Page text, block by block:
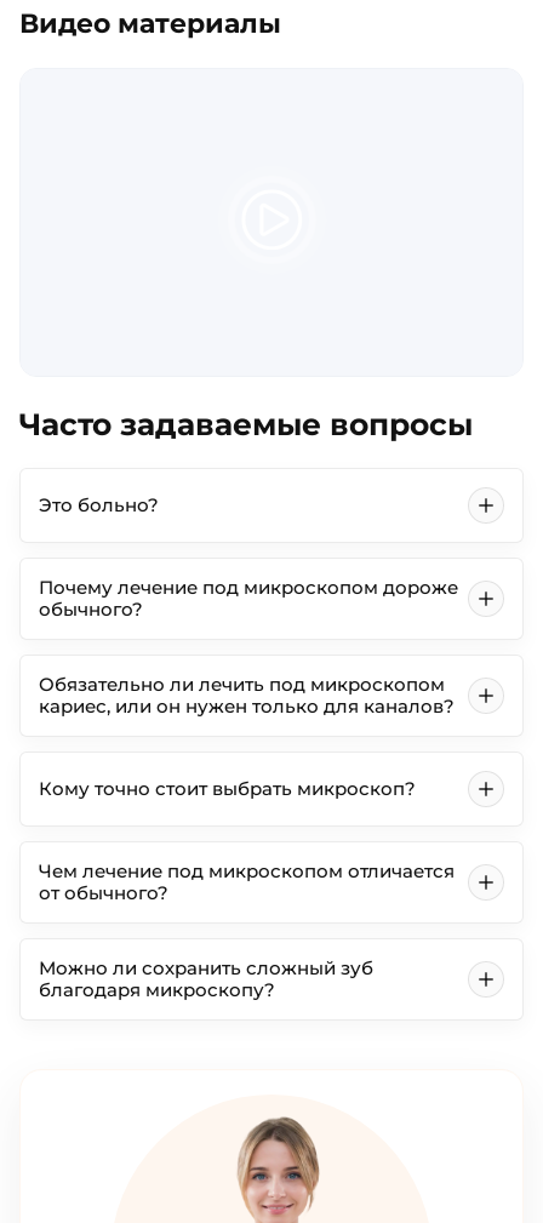
Видео материалы
Часто задаваемые вопросы
Это больно?
Почему лечение под микроскопом дороже
обычного?
Обязательно ли лечить под микроскопом
кариес, или он нужен только для каналов?
Кому точно стоит выбрать микроскоп?
Чем лечение под микроскопом отличается
от обычного?
Можно ли сохранить сложный зуб
благодаря микроскопу?